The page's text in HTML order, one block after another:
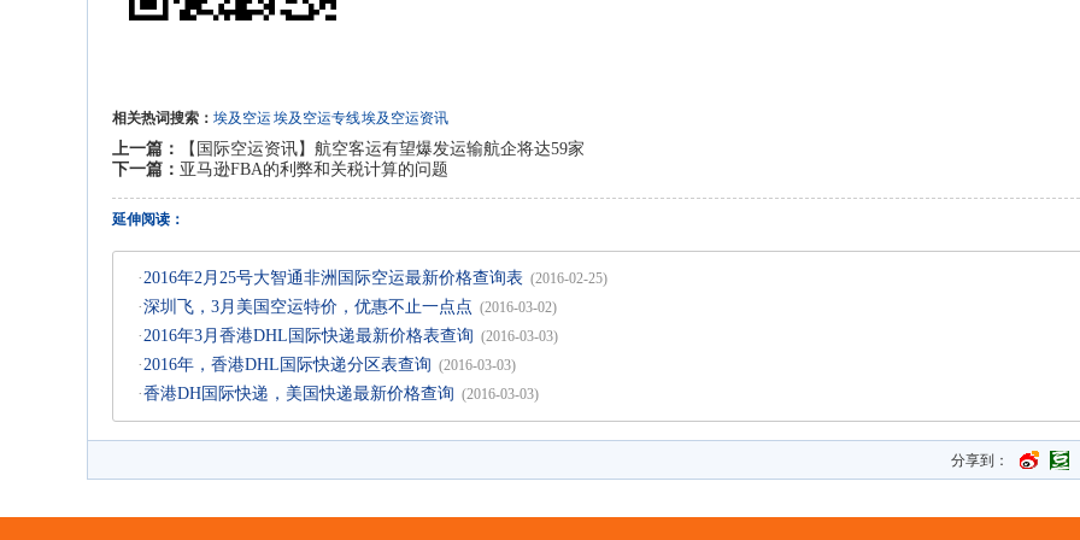
相关热词搜索： 埃及空运埃及空运专线埃及空运资讯
上一篇：
【国际空运资讯】航空客运有望爆发运输航企将达59家
下一篇： 亚马逊FBA的利弊和关税计算的问题
延伸阅读：
·2016年2月25号大智通非洲国际空运最新价格查询表 (2016-02-25)
·深圳飞，3月美国空运特价，优惠不止一点点 (2016-03-02)
·2016年3月香港DHL国际快递最新价格表查询 (2016-03-03)
·2016年，香港DHL国际快递分区表查询 (2016-03-03)
·香港DH国际快递，美国快递最新价格查询 (2016-03-03)
分享到：